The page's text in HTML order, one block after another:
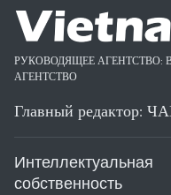
РУКОВОДЯЩЕЕ
АГЕНТСТВО
Главный редактор:
Интеллектуальная
собственность